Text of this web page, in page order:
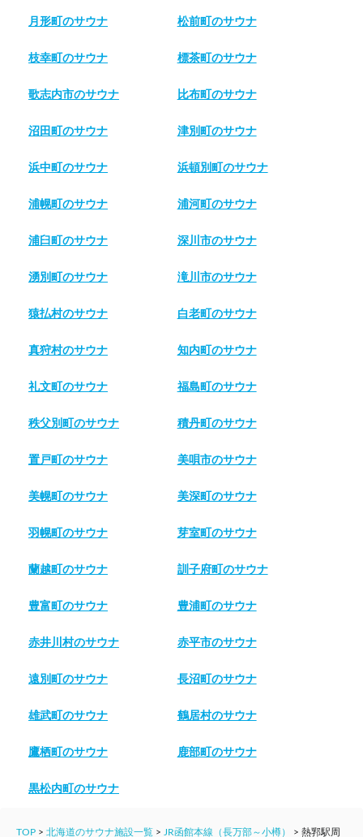
月形町のサウナ 松前町のサウナ
枝幸町のサウナ 標茶町のサウナ
歌志内市のサウナ 比布町のサウナ
沼田町のサウナ 津別町のサウナ
浜中町のサウナ 浜頓別町のサウナ
浦幌町のサウナ 浦河町のサウナ
浦臼町のサウナ 深川市のサウナ
湧別町のサウナ 滝川市のサウナ
猿払村のサウナ 白老町のサウナ
真狩村のサウナ 知内町のサウナ
礼文町のサウナ 福島町のサウナ
秩父別町のサウナ 積丹町のサウナ
置戸町のサウナ 美唄市のサウナ
美幌町のサウナ 美深町のサウナ
羽幌町のサウナ 芽室町のサウナ
蘭越町のサウナ 訓子府町のサウナ
豊富町のサウナ 豊浦町のサウナ
赤井川村のサウナ 赤平市のサウナ
遠別町のサウナ 長沼町のサウナ
雄武町のサウナ 鶴居村のサウナ
鷹栖町のサウナ 鹿部町のサウナ
黒松内町のサウナ
TOP > 北海道のサウナ施設一覧 > JR函館本線（長万部～小樽） > 熱郛駅周